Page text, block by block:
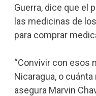
Guerra, dice que el
las medicinas de
para comprar
“Convivir con esos
Nicaragua, o
asegura Marvin